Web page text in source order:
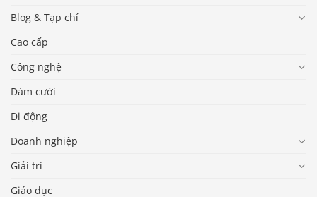
Blog & Tạp chí
Cao cấp
Công nghệ
Đám cưới
Di động
Doanh nghiệp
Giải trí
Giáo dục